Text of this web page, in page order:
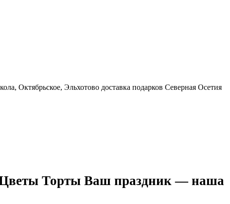
Октябрьское, Эльхотово доставка подарков Северная Осетия
Торты Ваш праздник — наша